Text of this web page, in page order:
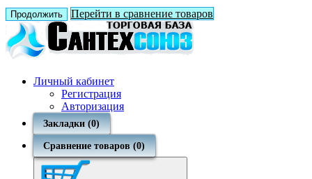
Продолжить Перейти в сравнение товаров
Личный кабинет
Регистрация
Авторизация
Закладки (0)
Сравнение товаров (0)